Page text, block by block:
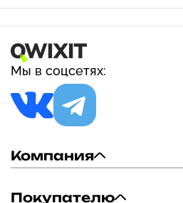
Мы в соцсетях:
Компания
Покупателю